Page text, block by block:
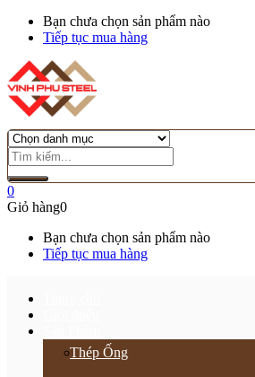
Bạn chưa chọn sản phẩm nào
Tiếp tục mua hàng
0
Giỏ hàng0
Bạn chưa chọn sản phẩm nào
Tiếp tục mua hàng
Thép Ống